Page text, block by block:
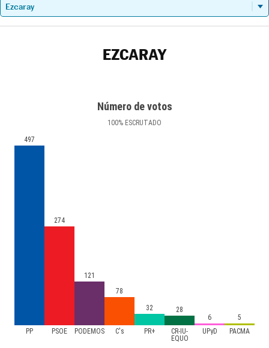
EZCARAY
Número de votos
100% ESCRUTADO
PP PSOE PODEMOS C's PR+
CR-IU-
EQUO
UPyD PACMA
497
274
121
78
32
28
6
5